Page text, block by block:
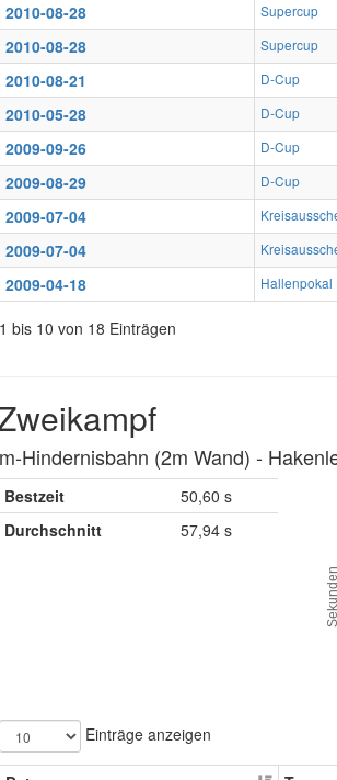
2010-08-28
Supercup
2010-08-28
Supercup
2010-08-21
D-Cup
2010-05-28
D-Cup
2009-09-26
D-Cup
2009-08-29
D-Cup
2009-07-04
2009-07-04
2009-04-18
Hallenpokal
1 bis 10 von 18 Einträgen
Hindernisbahn (2m Wand) ‐
Bestzeit
50,60 s
Durchschnitt
57,94 s
Sekunden
Einträge anzeigen